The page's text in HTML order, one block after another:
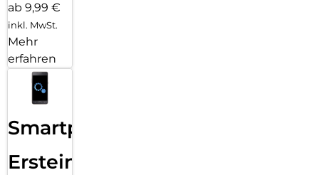
ab 9,99 €
inkl. MwSt.
Mehr
erfahren
Smartphone
Ersteinrichtung